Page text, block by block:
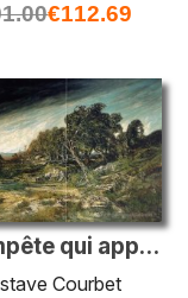
€112.69
La tempête qui approche
Courbet